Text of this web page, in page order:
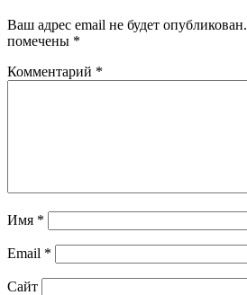
Ваш адрес email не будет опубликован.
помечены *
Комментарий *
Имя *
Email *
Сайт